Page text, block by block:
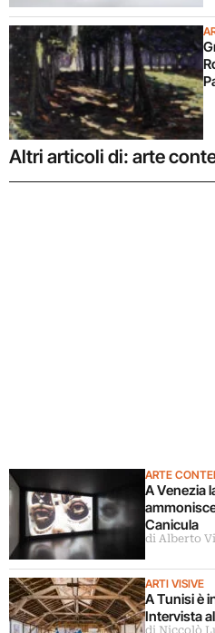
Altri articoli di: arte
ARTE
A Venezia
Canicula
di Alberto
ARTI VISIVE
A Tunisi è
Intervista
di Niccolò